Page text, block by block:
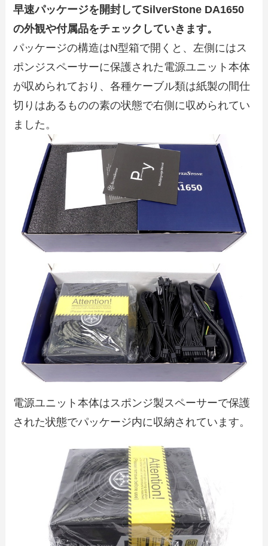
早速パッケージを開封してSilverStone DA1650
の外観や付属品をチェックしていきます。
パッケージの構造はN型箱で開くと、左側にはス
ポンジスペーサーに保護された電源ユニット本体
が収められており、各種ケーブル類は紙製の間仕
切りはあるものの素の状態で右側に収められてい
ました。
電源ユニット本体はスポンジ製スペーサーで保護
された状態でパッケージ内に収納されています。